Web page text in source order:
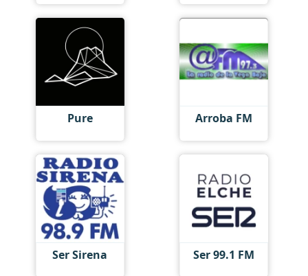
Pure Arroba FM
Ser Sirena Ser 99.1 FM